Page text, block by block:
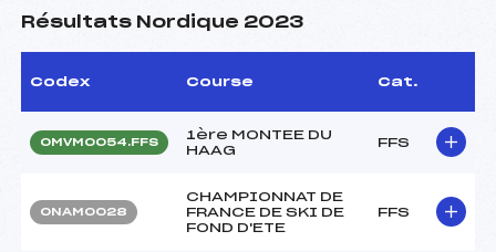
Résultats Nordique 2023
Codex Course Cat.
OMVM0054.FFS
1ère MONTEE DU
HAAG
FFS
ONAM0028
CHAMPIONNAT DE
FRANCE DE SKI DE
FOND D'ETE
FFS